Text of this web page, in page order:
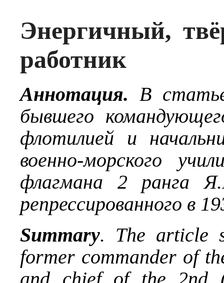
Энергичный,
работник
Аннотация. В
бывшего
флотилией и
военно-морского
флагмана 2 ранга
репрессированного в
Summary. The article
former commander of